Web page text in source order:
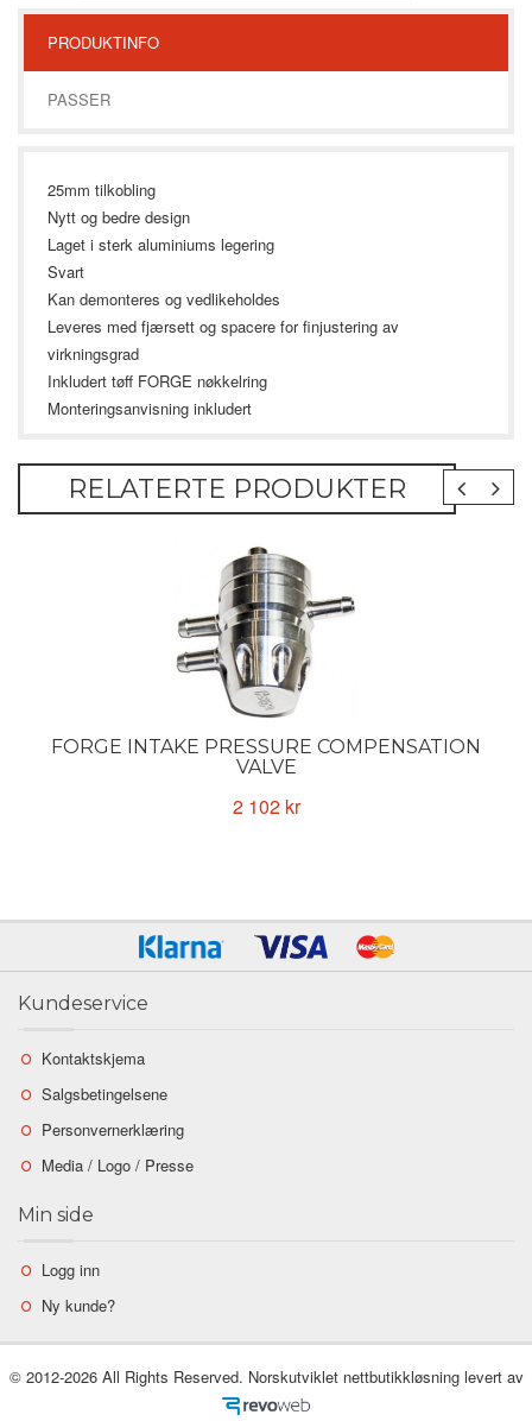
PRODUKTINFO
PASSER
25mm tilkobling
Nytt og bedre design
Laget i sterk aluminiums legering
Svart
Kan demonteres og vedlikeholdes
Leveres med fjærsett og spacere for finjustering av
virkningsgrad
Inkludert tøff FORGE nøkkelring
Monteringsanvisning inkludert
RELATERTE PRODUKTER
FORGE INTAKE PRESSURE COMPENSATION
VALVE
2 102 kr
Kundeservice
Kontaktskjema
Salgsbetingelsene
Personvernerklæring
Media / Logo / Presse
Min side
Logg inn
Ny kunde?
© 2012-2026 All Rights Reserved. Norskutviklet nettbutikkløsning levert av